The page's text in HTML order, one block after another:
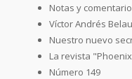
Notas y
Víctor Andrés
Nuestro nuevo
La revista
Número 149